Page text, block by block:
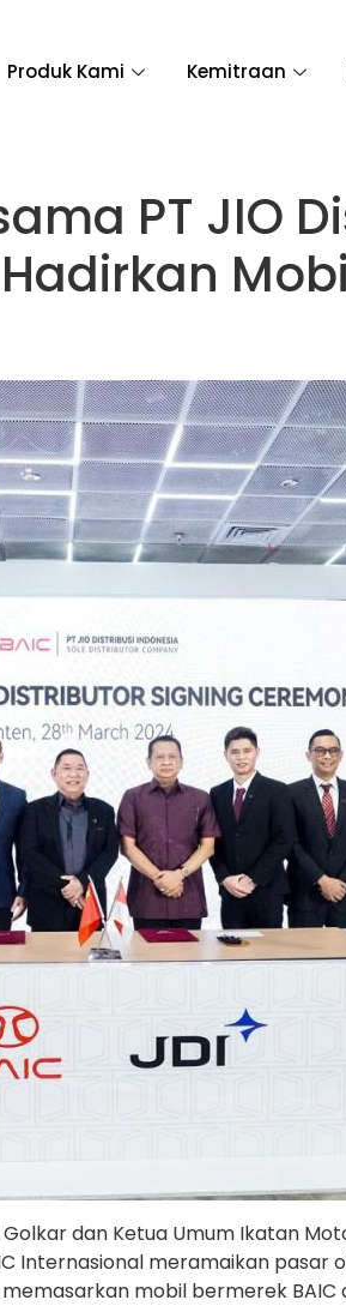
Produk Kami Kemitraan
PT JIO
Golkar dan Ketua Umum Ikatan
Internasional meramaikan pasar
mobil bermerek BAIC